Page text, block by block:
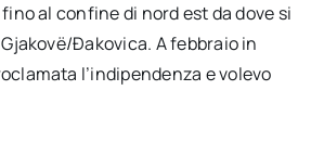
fino al confine di nord est da dove si
Đakovica. A febbraio in
l’indipendenza e volevo